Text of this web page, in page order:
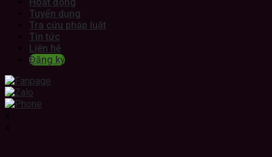
Hoạt động
Tuyển dụng
Tra cứu pháp luật
Tin tức
Liên hệ
Đăng ký